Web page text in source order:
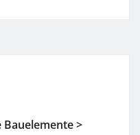
Bauelemente >